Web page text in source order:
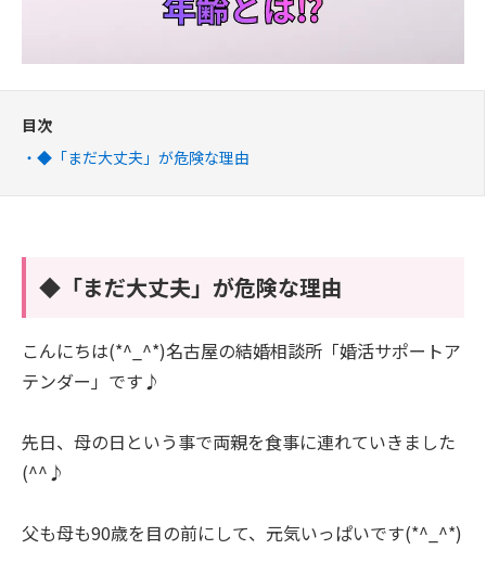
目次
◆「まだ大丈夫」が危険な理由
◆「まだ大丈夫」が危険な理由
こんにちは(*^_^*)名古屋の結婚相談所「婚活サポートア
テンダー」です♪
先日、母の日という事で両親を食事に連れていきました
(^^♪
父も母も90歳を目の前にして、元気いっぱいです(*^_^*)